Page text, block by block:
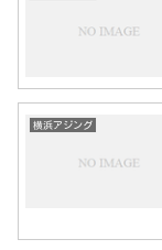
横浜アジング